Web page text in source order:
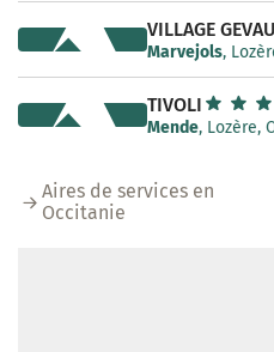
VILLAGE
Marvejols,
TIVOLI
Mende, Lozère,
Aires de services en
Occitanie